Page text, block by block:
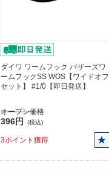
ダイワ ワームフック バザーズワ
ームフックSS WOS【ワイドオフ
セット】 #1/0【即日発送】
オープン価格
396円 (税込)
3ポイント獲得